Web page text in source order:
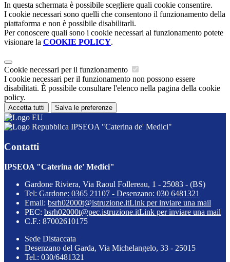
In questa schermata è possibile scegliere quali cookie consentire.
I cookie necessari sono quelli che consentono il funzionamento della
piattaforma e non è possibile disabilitarli.
Per conoscere quali sono i cookie necessari al funzionamento potete
visionare la COOKIE POLICY.
Cookie necessari per il funzionamento
I cookie necessari per il funzionamento non possono essere
disabilitati. È possibile consultare l'elenco nella pagina della cookie
policy.
Accetta tutti Salva le preferenze
IPSEOA "Caterina de' Medici"
Contatti
IPSEOA "Caterina de' Medici"
Gardone Riviera, Via Raoul Follereau, 1 - 25083 - (BS)
Tel: Gardone: 0365 21107 - Desenzano: 030 6481321
Email: bsrh02000t@istruzione.itLink per inviare una mail
PEC: bsrh02000t@pec.istruzione.itLink per inviare una mail
C.F.: 87002610175
Sede Distaccata
Desenzano del Garda, Via Michelangelo, 33 - 25015
Tel.: 030/6481321